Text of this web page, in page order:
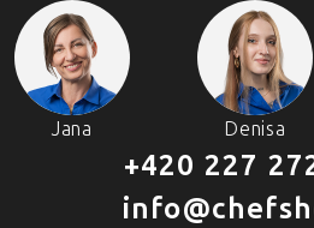
Jana Denisa
+420 227